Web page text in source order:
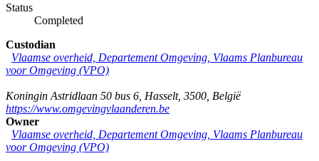
Status
Completed
Custodian
Vlaamse overheid, Departement Omgeving, Vlaams Planbureau
voor Omgeving (VPO)
Koningin Astridlaan 50 bus 6 Hasselt, 3500 België
https://www.omgevingvlaanderen.be
Owner
Vlaamse overheid, Departement Omgeving, Vlaams Planbureau
voor Omgeving (VPO)